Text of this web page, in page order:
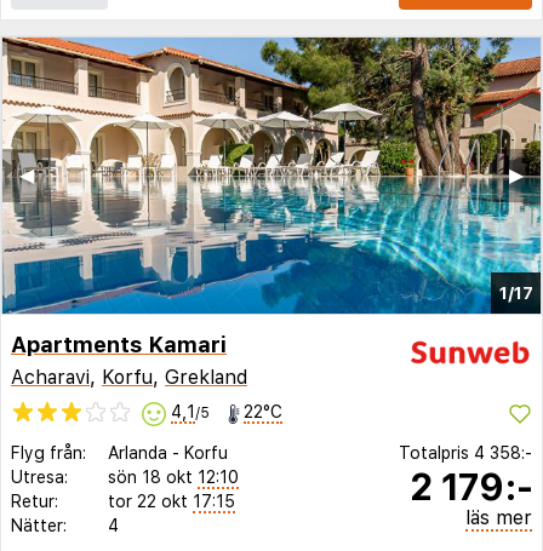
1/17
▶︎
◀︎
Apartments Kamari
Acharavi, Korfu, Grekland
4,1 /5 22°C
Flyg från: Arlanda - Korfu
Utresa:
sön 18 okt 12:10
Retur:
tor 22 okt 17:15
Nätter:
4
Totalpris 4 358:-
2 179:-
läs mer